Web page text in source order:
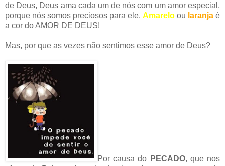
de Deus, Deus ama cada um de nós com um amor especial,
porque nós somos preciosos para ele. Amarelo ou laranja é
a cor do AMOR DE DEUS!
Mas, por que as vezes não sentimos esse amor de Deus?
Por causa do PECADO, que nos